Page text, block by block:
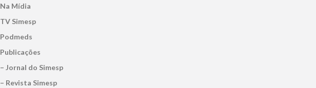
Na Mídia
TV Simesp
Podmeds
Publicações
– Jornal do Simesp
– Revista Simesp